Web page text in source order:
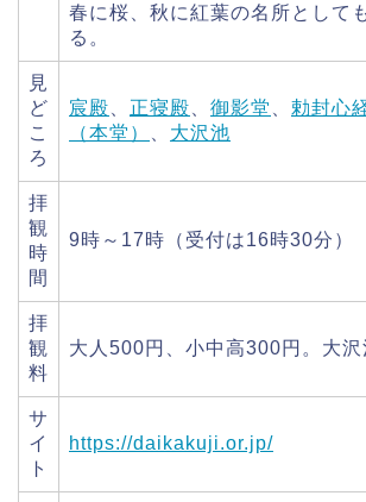
春に桜、秋に紅葉の名所として
る。
見
ど
こ
ろ
宸殿 正寝殿 御影堂 勅封心
（本堂）
大沢池
拝
観
時
間
9時～17時（受付は16時30分）
拝
観
料
大人500円、小中高300円。大沢
サ
イ
ト
https://daikakuji.or.jp/